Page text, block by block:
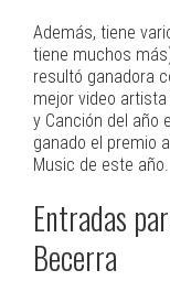
Además, tiene
tiene muchos
resultó ganadora
mejor video
y Canción del año
ganado el premio
Music de este año.
Entradas
Becerra